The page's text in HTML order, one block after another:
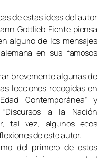
de estas ideas del autor
Gottlieb Fichte piensa
alguno de los mensajes
en sus famosos
brevemente algunas de
lecciones recogidas en
Contemporánea” y
a la Nación
tal vez, algunos ecos
de este autor.
del primero de estos